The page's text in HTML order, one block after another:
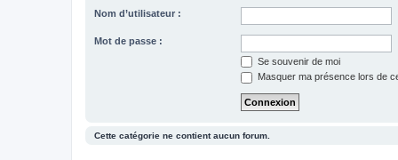
Nom d’utilisateur :
Mot de passe :
Se souvenir de moi
Masquer ma présence lors de
Cette catégorie ne contient aucun forum.